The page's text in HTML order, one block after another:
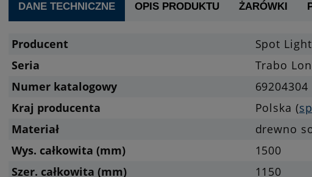
DANE TECHNICZNE OPIS PRODUKTU ŻARÓWKI
Producent
Spot Light
Seria
Trabo
Numer katalogowy
69204304
Kraj producenta
Polska (
Materiał
drewno
Wys. całkowita (mm)
1500
Szer. całkowita (mm)
1150